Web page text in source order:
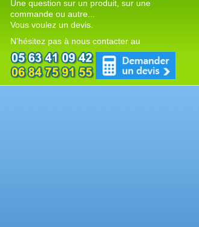
Une question sur un produit, sur une
commande ou autre...
Vous voulez un devis.
N'hésitez pas à nous contacter au